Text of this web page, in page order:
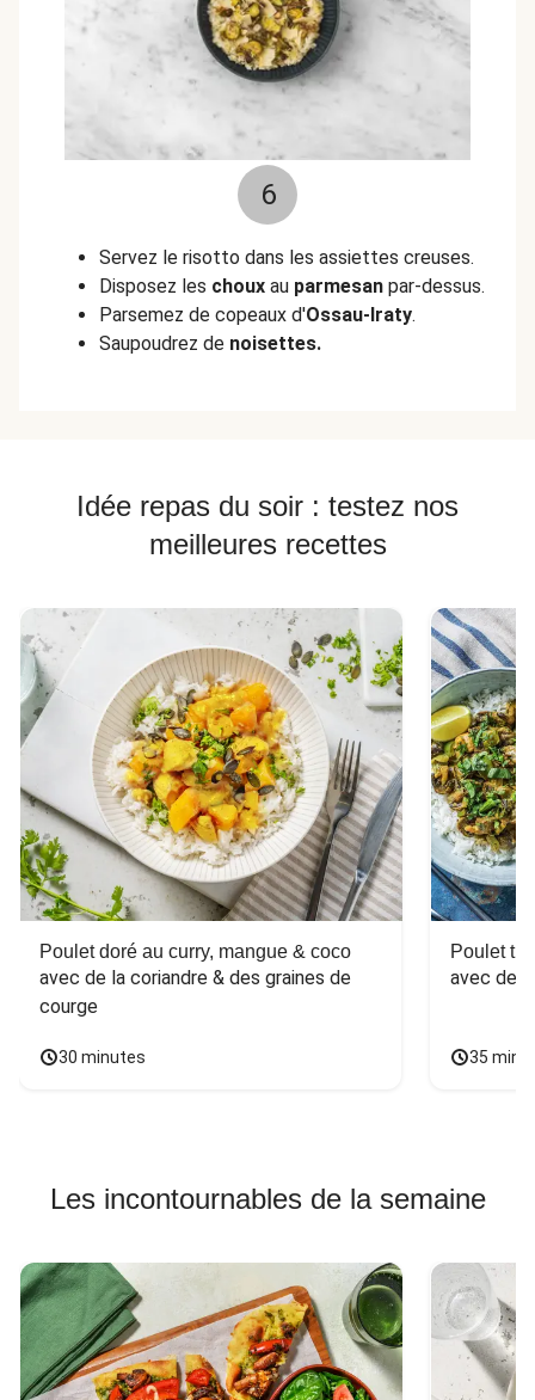
6
Servez le risotto dans les assiettes creuses.
Disposez les chouxau parmesanpar-dessus.
Parsemez de copeaux d'Ossau-Iraty.
Saupoudrez de noisettes.
Idée repas du soir : testez nos
meilleures recettes
Poulet doré au curry, mangue & coco
avec de la coriandre & des graines de
courge
30 minutes
Poulet
avec des
35
Les incontournables de la semaine